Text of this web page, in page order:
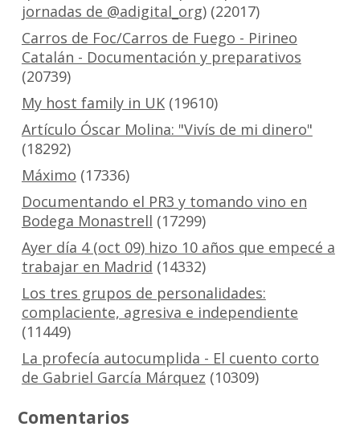
jornadas de @adigital_org)(22017)
Carros de Foc/Carros de Fuego - Pirineo
Catalán - Documentación y preparativos
(20739)
My host family in UK(19610)
Artículo Óscar Molina: "Vivís de mi dinero"
(18292)
Máximo (17336)
Documentando el PR3 y tomando vino en
Bodega Monastrell (17299)
Ayer día 4 (oct 09) hizo 10 años que empecé a
trabajar en Madrid (14332)
Los tres grupos de personalidades:
complaciente, agresiva e independiente
(11449)
La profecía autocumplida - El cuento corto
de Gabriel García Márquez (10309)
Comentarios